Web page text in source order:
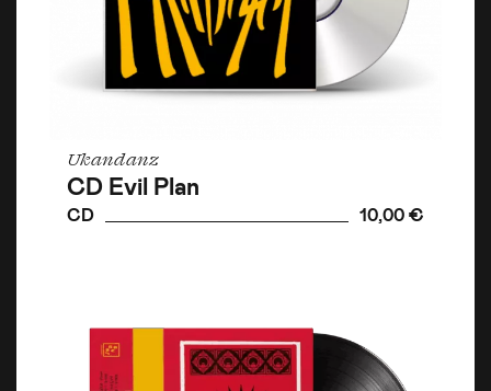
Ukandanz
CD Evil Plan
CD 10,00 €